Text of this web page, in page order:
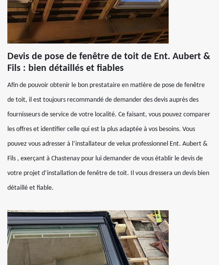
Devis de pose de fenêtre de toit de Ent. Aubert &
Fils : bien détaillés et fiables
Afin de pouvoir obtenir le bon prestataire en matière de pose de fenêtre
de toit, il est toujours recommandé de demander des devis auprès des
fournisseurs de service de votre localité. Ce faisant, vous pouvez comparer
les offres et identifier celle qui est la plus adaptée à vos besoins. Vous
pouvez vous adresser à l’installateur de velux professionnel Ent. Aubert &
Fils , exerçant à Chastenay pour lui demander de vous établir le devis de
votre projet d’installation de fenêtre de toit. Il vous dressera un devis bien
détaillé et fiable.